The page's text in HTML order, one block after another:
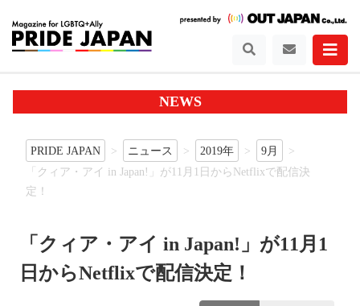
NEWS
PRIDE JAPAN ニュース 2019年
9月
「クィア・アイ in Japan!」が11月1日からNetflixで配信決
定！
「クィア・アイ in Japan!」が11月1
日からNetflixで配信決定！